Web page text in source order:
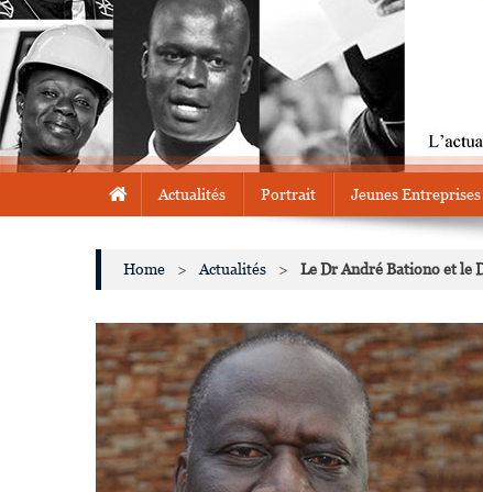
Actualités Portrait Jeunes Entreprises
Home > Actualités > Le Dr André Bationo et le